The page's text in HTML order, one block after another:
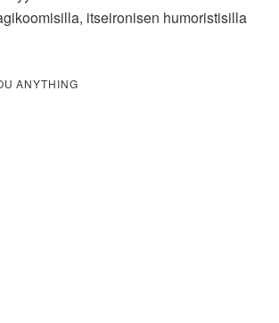
itseironisen humoristisilla
ANYTHING